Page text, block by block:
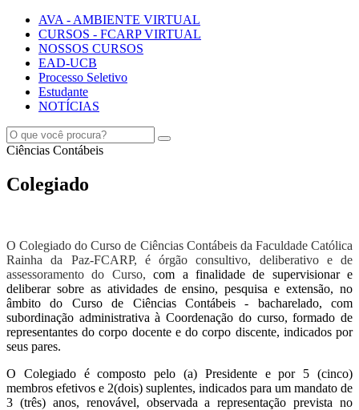
AVA - AMBIENTE VIRTUAL
CURSOS - FCARP VIRTUAL
NOSSOS CURSOS
EAD-UCB
Processo Seletivo
Estudante
NOTÍCIAS
Ciências Contábeis
Colegiado
O Colegiado do Curso de Ciências Contábeis da Faculdade Católica
Rainha da Paz-FCARP, é órgão consultivo, deliberativo e de
assessoramento do Curso,com a finalidade de supervisionar e
deliberar sobre as atividades de ensino, pesquisa e extensão, no
âmbito do Curso de Ciências Contábeis - bacharelado, com
subordinação administrativa à Coordenação do curso, formado de
representantes do corpo docente e do corpo discente, indicados por
seus pares.
O Colegiado é composto pelo (a) Presidente e por 5 (cinco)
membros efetivos e 2(dois) suplentes, indicados para um mandato de
3 (três) anos, renovável, observada a representação prevista no